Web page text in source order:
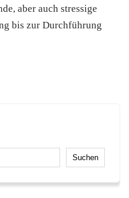
aber auch stressige
bis zur Durchführung
Suchen